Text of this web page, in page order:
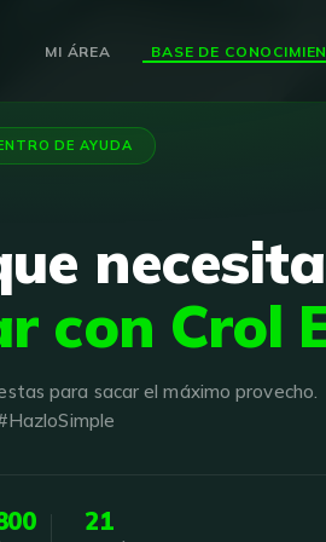
MI ÁREA
DE AYUDA
con Crol
para sacar el máximo provecho.
21